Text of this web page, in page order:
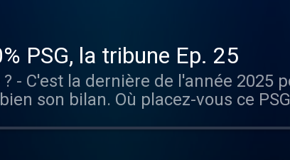
PSG, la tribune Ep. 25
- C'est la dernière de l'année 2025
son bilan. Où placez-vous ce PSG
Quels joueurs sont devenus des
grand coach de l'histoire du PSG